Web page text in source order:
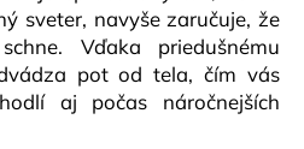
sveter, navyše zaručuje, že
Vďaka priedušnému
pot od tela, čím vás
aj počas náročnejších